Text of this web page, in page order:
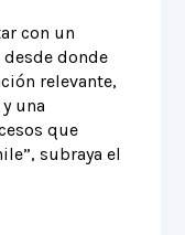
con un
donde
relevante,
una
que
subraya el